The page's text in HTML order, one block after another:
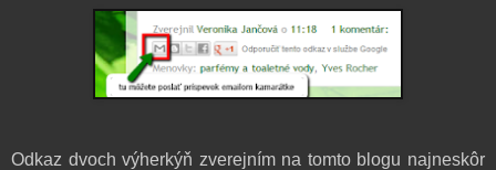
Odkaz dvoch výherkýň zverejním na tomto blogu najneskôr